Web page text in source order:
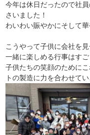
今年は休日だったので社
さいました！
わいわい賑やかにそして
こうやって子供に会社を
一緒に楽しめる行事はすご
子供たちの笑顔のために
トの製造に力を合わせて